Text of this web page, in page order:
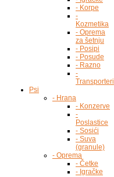
- Korpe
-
Kozmetika
- Oprema
za šetnju
- Posipi
- Posude
- Razno
-
Transporteri
Psi
- Hrana
- Konzerve
-
Poslastice
- Sosići
- Suva
(granule)
- Oprema
- Četke
- Igračke